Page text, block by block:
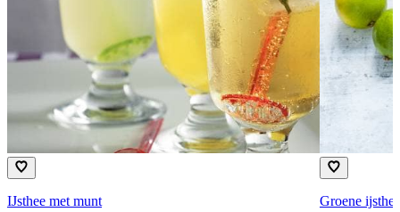
IJsthee met munt
Groene ijsthee